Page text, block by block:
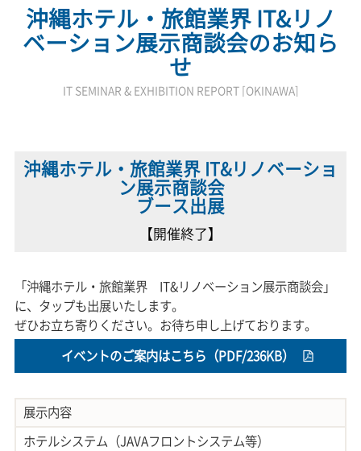
沖縄ホテル・旅館業界 IT&リノ
ベーション展示商談会のお知ら
せ
IT SEMINAR & EXHIBITION REPORT [OKINAWA]
沖縄ホテル・旅館業界 IT&リノベーショ
ン展示商談会
ブース出展
【開催終了】
「沖縄ホテル・旅館業界 IT&リノベーション展示商談会」
に、タップも出展いたします。
ぜひお立ち寄りください。お待ち申し上げております。
イベントのご案内はこちら（PDF/236KB）
展示内容
ホテルシステム（JAVAフロントシステム等）